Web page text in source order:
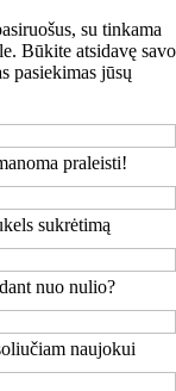
su tinkama
Būkite atsidavę savo
pasiekimas jūsų
praleisti!
sukrėtimą
nuo nulio?
naujokui